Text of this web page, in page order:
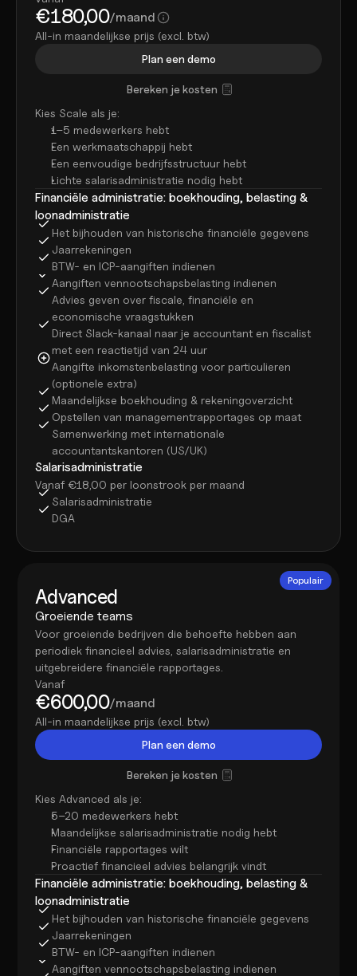
€180,00/maand
All-in maandelijkse prijs (excl. btw)
Plan een demo
Bereken je kosten
Kies Scale als je:
1–5 medewerkers hebt
Een werkmaatschappij hebt
Een eenvoudige bedrijfsstructuur hebt
Lichte salarisadministratie nodig hebt
Financiële administratie: boekhouding, belasting &
loonadministratie
Het bijhouden van historische financiële gegevens
Jaarrekeningen
BTW- en ICP-aangiften indienen
Aangiften vennootschapsbelasting indienen
Advies geven over fiscale, financiële en
economische vraagstukken
Direct Slack-kanaal naar je accountant en fiscalist
met een reactietijd van 24 uur
Aangifte inkomstenbelasting voor particulieren
(optionele extra)
Maandelijkse boekhouding & rekeningoverzicht
Opstellen van managementrapportages op maat
Samenwerking met internationale
accountantskantoren (US/UK)
Salarisadministratie
Vanaf €18,00 per loonstrook per maand
Salarisadministratie
DGA
Populair
Advanced
Groeiende teams
Voor groeiende bedrijven die behoefte hebben aan
periodiek financieel advies, salarisadministratie en
uitgebreidere financiële rapportages.
Vanaf
€600,00/maand
All-in maandelijkse prijs (excl. btw)
Plan een demo
Bereken je kosten
Kies Advanced als je:
5–20 medewerkers hebt
Maandelijkse salarisadministratie nodig hebt
Financiële rapportages wilt
Proactief financieel advies belangrijk vindt
Financiële administratie: boekhouding, belasting &
loonadministratie
Het bijhouden van historische financiële gegevens
Jaarrekeningen
BTW- en ICP-aangiften indienen
Aangiften vennootschapsbelasting indienen